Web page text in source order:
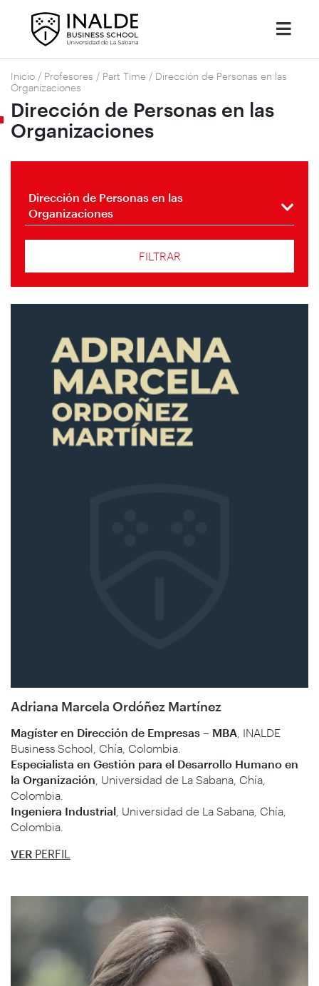
Inicio / Profesores / Part Time / Dirección de Personas en las
Organizaciones
Dirección de Personas en las
Organizaciones
Dirección de Personas en las
Organizaciones
FILTRAR
Adriana Marcela Ordóñez Martínez
Magíster en Dirección de Empresas – MBA , INALDE
Business School, Chía, Colombia.
Especialista en Gestión para el Desarrollo Humano en
la Organización , Universidad de La Sabana, Chía,
Colombia.
Ingeniera Industrial , Universidad de La Sabana, Chía,
Colombia.
VER PERFIL